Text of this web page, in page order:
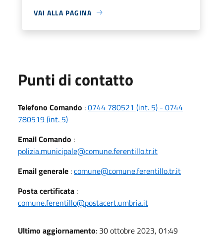
VAI ALLA PAGINA
Punti di contatto
Telefono Comando :0744 780521 (int. 5) - 0744
780519 (int. 5)
Email Comando :
polizia.municipale@comune.ferentillo.tr.it
Email generale :comune@comune.ferentillo.tr.it
Posta certificata :
comune.ferentillo@postacert.umbria.it
Ultimo aggiornamento: 30 ottobre 2023, 01:49